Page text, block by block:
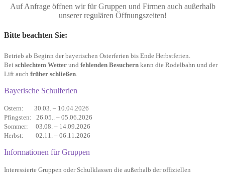
Auf Anfrage öffnen wir für Gruppen und Firmen auch außerhalb
unserer regulären Öffnungszeiten!
Bitte beachten Sie:
Betrieb ab Beginn der bayerischen Oster­ferien bis Ende Herbst­ferien.
Bei schlechtem Wetter und fehlenden Besuchern kann die Rodel­bahn und der
Lift auch früher schließen
Bayerische Schulferien
Ostern: 30.03. – 10.04.2026
Pfingsten: 26.05.. – 05.06.2026
Sommer: 03.08. – 14.09.2026
Herbst: 02.11. – 06.11.2026
Informationen für Gruppen
Interessierte Gruppen oder Schulklassen die außerhalb der offiziellen